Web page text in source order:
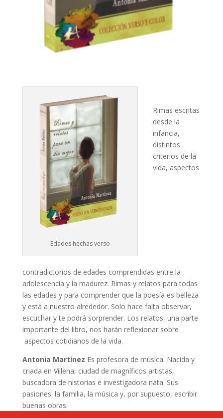
Edades hechas verso
Rimas escritas
desde la
infancia,
distintos
criterios de la
vida, aspectos
contradictorios de edades comprendidas entre la
adolescencia y la madurez. Rimas y relatos para todas
las edades y para comprender que la poesía es belleza
y está a nuestro alrededor. Solo hace falta observar,
escuchar y te podrá sorprender. Los relatos, una parte
importante del libro, nos harán reflexionar sobre
aspectos cotidianos de la vida.
Antonia Martínez Es profesora de música. Nacida y
criada en Villena, ciudad de magníficos artistas,
buscadora de historias e investigadora nata. Sus
pasiones: la familia, la música y, por supuesto, escribir
buenas obras.